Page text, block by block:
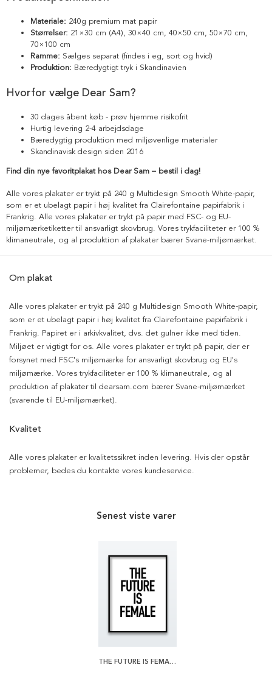
Materiale: 240g premium mat papir
Størrelser: 21×30 cm (A4), 30×40 cm, 40×50 cm, 50×70 cm,
70×100 cm
Ramme: Sælges separat (findes i eg, sort og hvid)
Produktion: Bæredygtigt tryk i Skandinavien
Hvorfor vælge Dear Sam?
30 dages åbent køb - prøv hjemme risikofrit
Hurtig levering 2-4 arbejdsdage
Bæredygtig produktion med miljøvenlige materialer
Skandinavisk design siden 2016
Find din nye favoritplakat hos Dear Sam – bestil i dag!
Alle vores plakater er trykt på 240 g Multidesign Smooth White-papir,
som er et ubelagt papir i høj kvalitet fra Clairefontaine papirfabrik i
Frankrig. Alle vores plakater er trykt på papir med FSC- og EU-
miljømærketiketter til ansvarligt skovbrug. Vores trykfaciliteter er 100 %
klimaneutrale, og al produktion af plakater bærer Svane-miljømærket.
Om plakat
Alle vores plakater er trykt på 240 g Multidesign Smooth White-papir,
som er et ubelagt papir i høj kvalitet fra Clairefontaine papirfabrik i
Frankrig. Papiret er i arkivkvalitet, dvs. det gulner ikke med tiden.
Miljøet er vigtigt for os. Alle vores plakater er trykt på papir, der er
forsynet med FSC's miljømærke for ansvarligt skovbrug og EU's
miljømærke. Vores trykfaciliteter er 100 % klimaneutrale, og al
produktion af plakater til dearsam.com bærer Svane-miljømærket
(svarende til EU-miljømærket).
Kvalitet
Alle vores plakater er kvalitetssikret inden levering. Hvis der opstår
problemer, bedes du kontakte vores kundeservice.
Senest viste varer
THE FUTURE IS FEMALE PLAKAT